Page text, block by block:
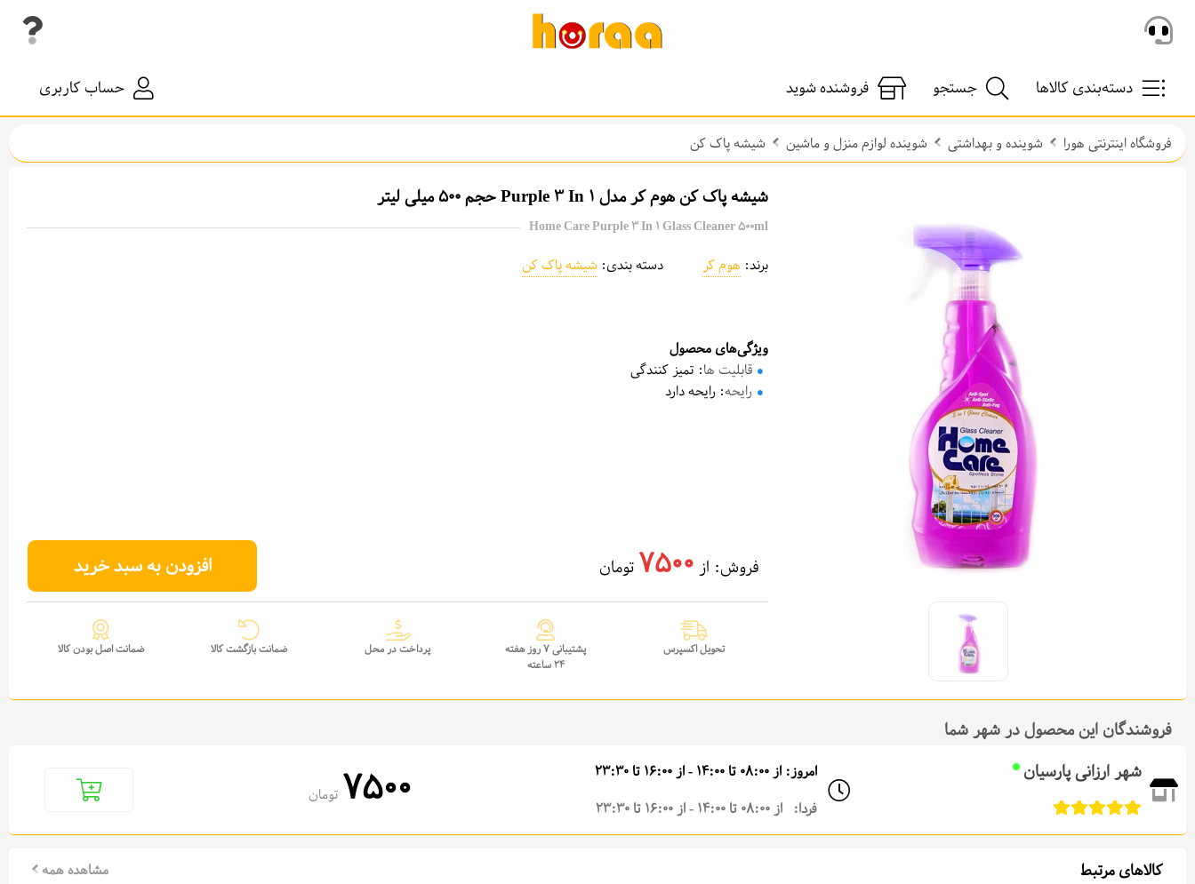
دسته‌بندی کالاها جستجو فروشنده شوید حساب کاربری
فروشگاه اینترنتی هورا شوینده و بهداشتی شوینده لوازم منزل و ماشین شیشه پاک کن
شیشه پاک کن هوم کر مدل Purple 3 In 1 حجم 500 میلی لیتر
Home Care Purple 3 In 1 Glass Cleaner 500ml
برند: هوم کر دسته بندی: شیشه پاک کن
ویژگی‌های محصول
قابلیت ها: تمیز کنندگی
رایحه: رایحه دارد
فروش: از 7500 تومان افزودن به سبد خرید
تحویل اکسپرس
پشتیبانی 7 روز هفته
24 ساعته
پرداخت در محل ضمانت بازگشت کالا ضمانت اصل بودن کالا
فروشندگان این محصول در شهر شما
شهر ارزانی پارسیان
امروز: از 08:00 تا 14:00 - از 16:00 تا 23:30
فردا: از 08:00 تا 14:00 - از 16:00 تا 23:30
7500 تومان
کالاهای مرتبط مشاهده همه